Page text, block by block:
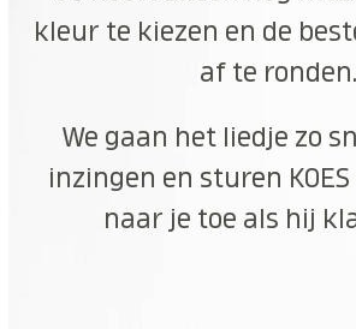
kleur te kiezen en de
af te ronden.
We gaan het liedje zo
inzingen en sturen
naar je toe als hij